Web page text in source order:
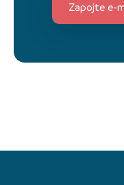
Zapojte e-